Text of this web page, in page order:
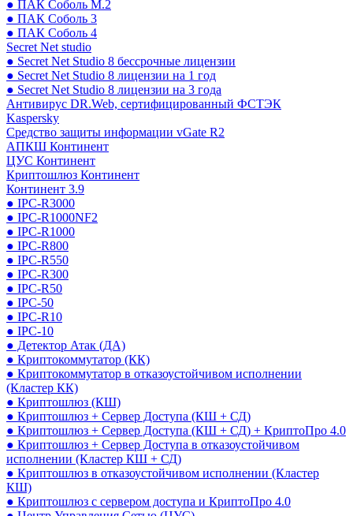
● ПАК Соболь М.2
● ПАК Соболь 3
● ПАК Соболь 4
Secret Net studio
● Secret Net Studio 8 бессрочные лицензии
● Secret Net Studio 8 лицензии на 1 год
● Secret Net Studio 8 лицензии на 3 года
Антивирус DR.Web, сертифицированный ФСТЭК
Kaspersky
Средство защиты информации vGate R2
АПКШ Континент
ЦУС Континент
Криптошлюз Континент
Континент 3.9
● IPC-R3000
● IPC-R1000NF2
● IPC-R1000
● IPC-R800
● IPC-R550
● IPC-R300
● IPC-R50
● IPC-50
● IPC-R10
● IPC-10
● Детектор Атак (ДА)
● Криптокоммутатор (КК)
● Криптокоммутатор в отказоустойчивом исполнении
(Кластер КК)
● Криптошлюз (КШ)
● Криптошлюз + Сервер Доступа (КШ + СД)
● Криптошлюз + Сервер Доступа (КШ + СД) + КриптоПро 4.0
● Криптошлюз + Сервер Доступа в отказоустойчивом
исполнении (Кластер КШ + СД)
● Криптошлюз в отказоустойчивом исполнении (Кластер
КШ)
● Криптошлюз с сервером доступа и КриптоПро 4.0